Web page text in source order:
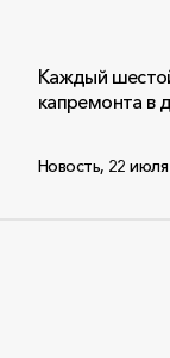
Каждый
капремонта в
Новость, 22 июля